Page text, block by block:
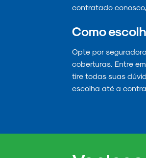
contratado
Como
Opte por
coberturas. Entre
tire todas suas
escolha até a